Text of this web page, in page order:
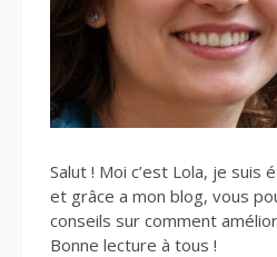
Salut ! Moi c’est Lola, je suis
et grâce a mon blog, vous
conseils sur comment
Bonne lecture à tous !